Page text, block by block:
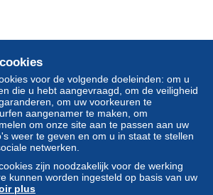
uw saldo. Er worden geen
per cheque of bankoverschrijving
de verkoper.
de middelen die Delcampe ter
de pagina "Mijn aankopen: Betalen".
is verricht met
uw saldo, wordt door de verkoper
koper. Een onbetaalde aankoop kan
voor de volgende doeleinden: om u
die u hebt aangevraagd, om de veiligheid
om uw voorkeuren te
aangenamer te maken, om
om onze site aan te passen aan uw
weer te geven en om u in staat te stellen
netwerken.
zijn noodzakelijk voor de werking
kunnen worden ingesteld op basis van uw
plus